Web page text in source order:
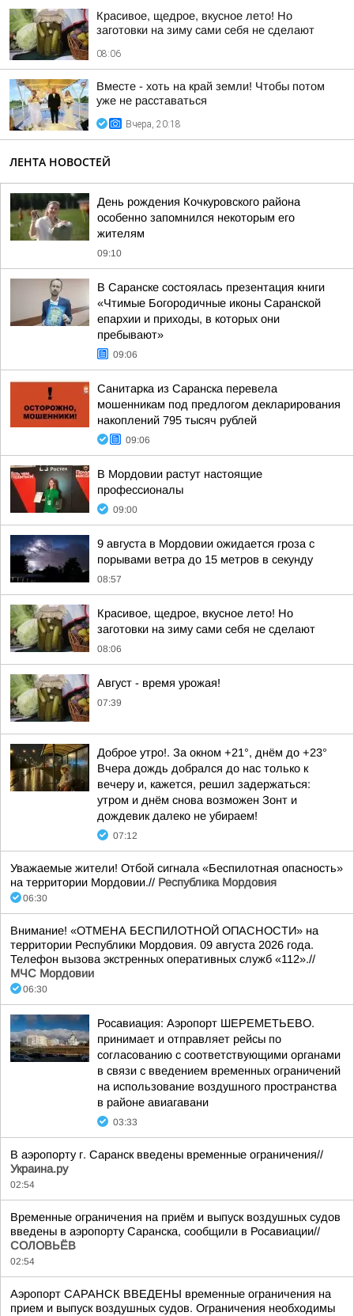
Красивое, щедрое, вкусное лето! Но
заготовки на зиму сами себя не сделают
08:06
Вместе - хоть на край земли! Чтобы потом
уже не расставаться
Вчера, 20:18
ЛЕНТА НОВОСТЕЙ
День рождения Кочкуровского района
особенно запомнился некоторым его
жителям
09:10
В Саранске состоялась презентация книги
«Чтимые Богородичные иконы Саранской
епархии и приходы, в которых они
пребывают»
09:06
Санитарка из Саранска перевела
мошенникам под предлогом декларирования
накоплений 795 тысяч рублей
09:06
В Мордовии растут настоящие
профессионалы
09:00
9 августа в Мордовии ожидается гроза с
порывами ветра до 15 метров в секунду
08:57
Красивое, щедрое, вкусное лето! Но
заготовки на зиму сами себя не сделают
08:06
Август - время урожая!
07:39
Доброе утро!. За окном +21°, днём до +23°
Вчера дождь добрался до нас только к
вечеру и, кажется, решил задержаться:
утром и днём снова возможен Зонт и
дождевик далеко не убираем!
07:12
Уважаемые жители! Отбой сигнала «Беспилотная опасность»
на территории Мордовии.// Республика Мордовия
06:30
Внимание! «ОТМЕНА БЕСПИЛОТНОЙ ОПАСНОСТИ» на
территории Республики Мордовия. 09 августа 2026 года.
Телефон вызова экстренных оперативных служб «112».//
МЧС Мордовии
06:30
Росавиация: Аэропорт ШЕРЕМЕТЬЕВО.
принимает и отправляет рейсы по
согласованию с соответствующими органами
в связи с введением временных ограничений
на использование воздушного пространства
в районе авиагавани
03:33
В аэропорту г. Саранск введены временные ограничения//
Украина.ру
02:54
Временные ограничения на приём и выпуск воздушных судов
введены в аэропорту Саранска, сообщили в Росавиации//
СОЛОВЬЁВ
02:54
Аэропорт САРАНСК ВВЕДЕНЫ временные ограничения на
прием и выпуск воздушных судов. Ограничения необходимы